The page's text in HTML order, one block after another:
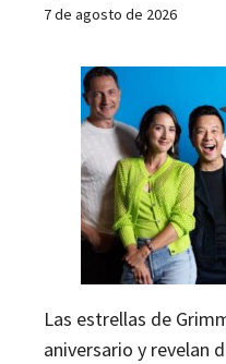
7 de agosto de 2026
Las estrellas de
aniversario y revelan